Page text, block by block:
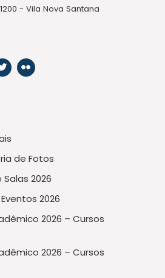
- Vila Nova Santana
de Fotos
2026
2026
2026 – Cursos
2026 – Cursos